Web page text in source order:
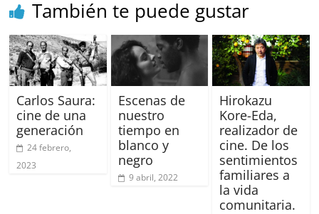
También te puede gustar
Carlos Saura:
cine de una
generación
24 febrero,
2023
Escenas de
nuestro
tiempo en
blanco y
negro
9 abril, 2022
Hirokazu
Kore-Eda,
realizador de
cine. De los
sentimientos
familiares a
la vida
comunitaria.